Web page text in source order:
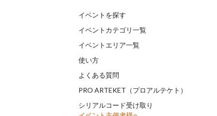
イベントを探す
イベントカテゴリ一覧
イベントエリア一覧
使い方
よくある質問
PRO ARTEKET（プロアルテケト）
シリアルコード受け取り